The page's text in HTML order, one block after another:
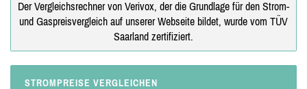
Der Vergleichsrechner von Verivox, der die Grundlage für den Strom-
und Gaspreisvergleich auf unserer Webseite bildet, wurde vom TÜV
Saarland zertifiziert.
STROMPREISE VERGLEICHEN